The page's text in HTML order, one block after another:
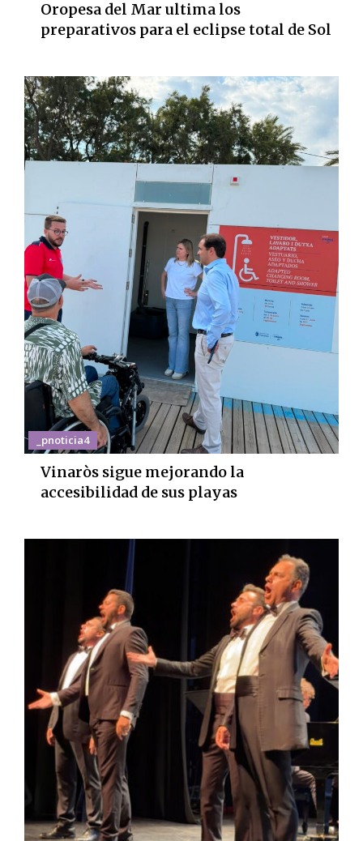
Oropesa del Mar ultima los
preparativos para el eclipse total de Sol
_pnoticia4
Vinaròs sigue mejorando la
accesibilidad de sus playas